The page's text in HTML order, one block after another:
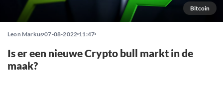
Bitcoin
Leon Markus 07-08-2022 11:47
Is er een nieuwe Crypto bull markt in de
maak?